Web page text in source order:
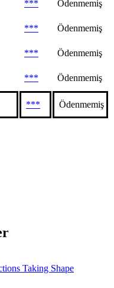
***
Ödenmemiş
***
Ödenmemiş
***
Ödenmemiş
*** Ödenmemiş
*** Ödenmemiş
Taking Shape